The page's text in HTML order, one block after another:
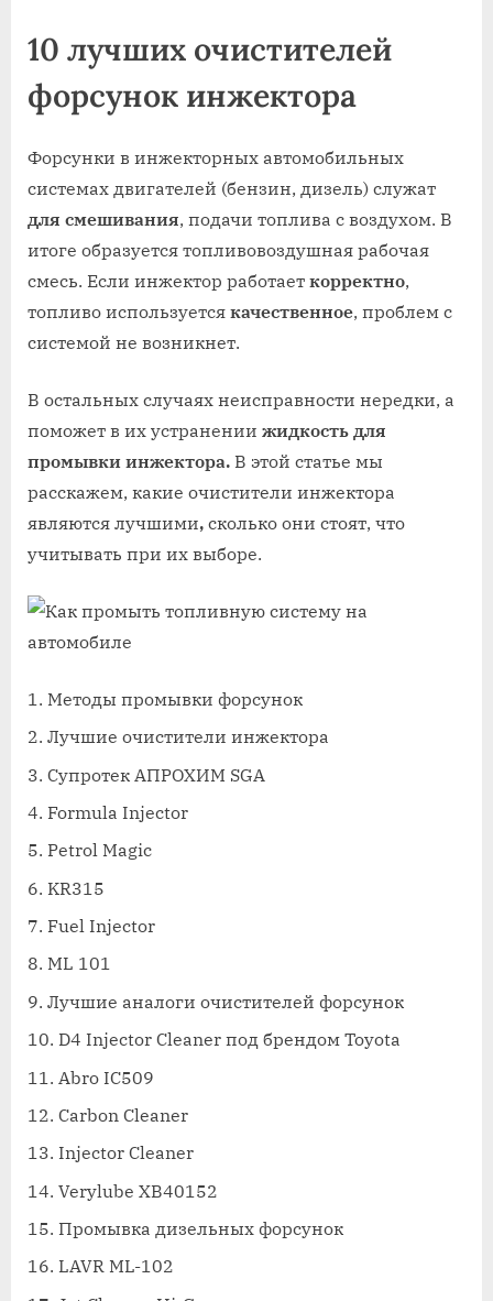
10 лучших очистителей
форсунок инжектора
Форсунки в инжекторных автомобильных
системах двигателей (бензин, дизель) служат
для смешивания, подачи топлива с воздухом. В
итоге образуется топливовоздушная рабочая
смесь. Если инжектор работает корректно,
топливо используется качественное, проблем с
системой не возникнет.
В остальных случаях неисправности нередки, а
поможет в их устранении жидкость для
промывки инжектора. В этой статье мы
расскажем, какие очистители инжектора
являются лучшими, сколько они стоят, что
учитывать при их выборе.
Методы промывки форсунок
Лучшие очистители инжектора
Супротек АПРОХИМ SGA
Formula Injector
Petrol Magic
KR315
Fuel Injector
ML 101
Лучшие аналоги очистителей форсунок
D4 Injector Cleaner под брендом Toyota
Abro IC509
Carbon Cleaner
Injector Cleaner
Verylube XB40152
Промывка дизельных форсунок
LAVR ML-102